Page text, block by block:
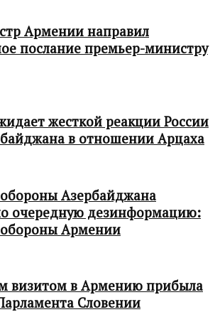
Армении направил
послание премьер-министру
жесткой реакции России
в отношении Арцаха
Азербайджана
очередную дезинформацию:
Армении
визитом в Армению прибыла
Словении